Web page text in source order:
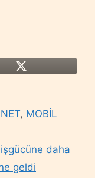
, MOBİL
daha
geldi